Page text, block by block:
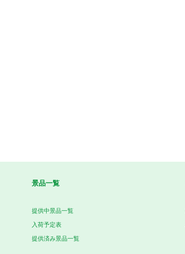
景品一覧
提供中景品一覧
入荷予定表
提供済み景品一覧